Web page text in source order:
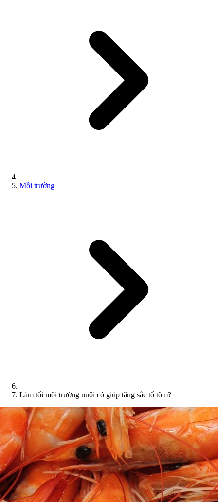
Môi trường
Làm tối môi trường nuôi có giúp tăng sắc tố tôm?